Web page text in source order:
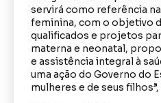
servirá como referência
feminina, com o objetivo
qualificados e projetos
materna e neonatal,
e assistência integral à
uma ação do Governo do
mulheres e de seus